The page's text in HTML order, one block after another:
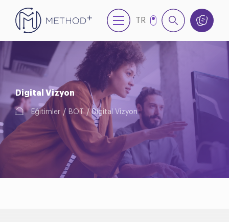
TR
Digital Vizyon
Eğitimler BOT Digital Vizyon